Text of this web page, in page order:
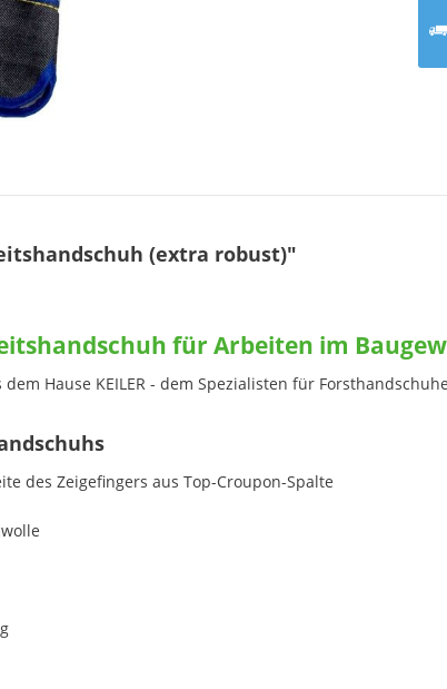
(extra robust)"
für Arbeiten im
Hause KEILER - dem Spezialisten für
des Zeigefingers aus Top-Croupon-Spalte